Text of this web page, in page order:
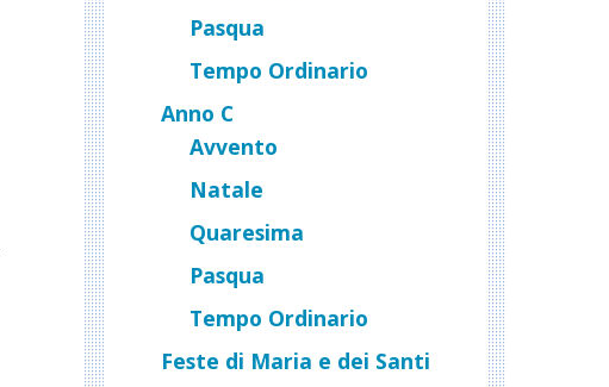
Pasqua
Tempo Ordinario
Anno C
Avvento
Natale
Quaresima
Pasqua
Tempo Ordinario
Feste di Maria e dei Santi